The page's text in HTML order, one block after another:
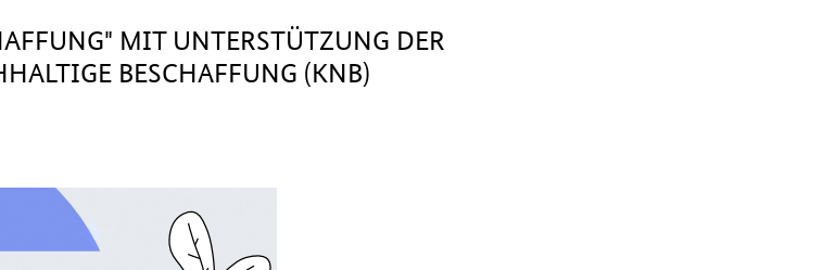
MIT UNTERSTÜTZUNG DER
BESCHAFFUNG (KNB)